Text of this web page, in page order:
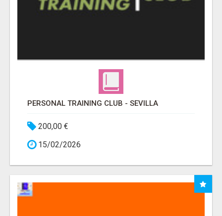
PERSONAL TRAINING CLUB - SEVILLA
200,00 €
15/02/2026